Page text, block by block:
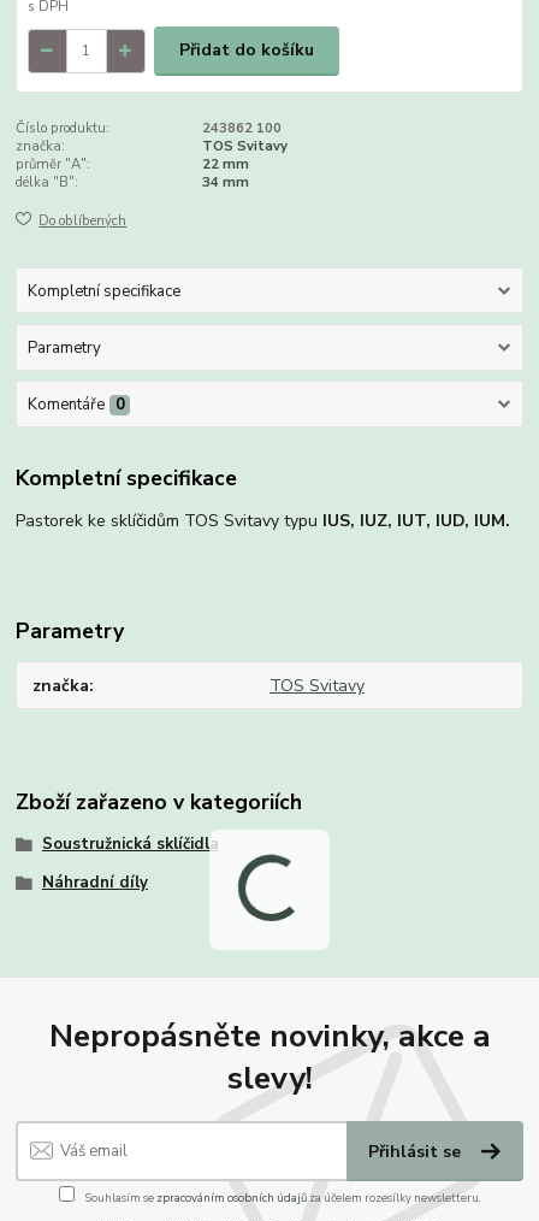
Přidat do košíku
Číslo produktu:
243862 100
značka:
TOS Svitavy
průměr "A":
22 mm
délka "B":
34 mm
Do oblíbených
Kompletní specifikace
Parametry
Komentáře 0
Kompletní specifikace
Pastorek ke sklíčidům TOS Svitavy typu IUS, IUZ, IUT, IUD, IUM.
Parametry
značka TOS Svitavy
Zboží zařazeno v kategoriích
Soustružnická sklíčidla
Náhradní díly
Nepropásněte novinky, akce a
slevy!
Přihlásit se
Souhlasím se zpracováním osobních údajůza účelem rozesílky newsletteru.